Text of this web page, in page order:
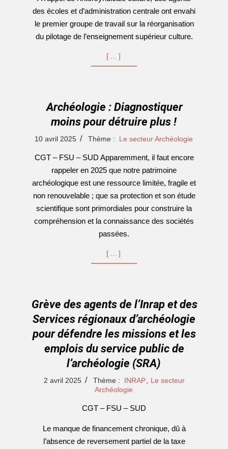
des écoles et d’administration centrale ont envahi
le premier groupe de travail sur la réorganisation
du pilotage de l’enseignement supérieur culture.
[…]
Archéologie : Diagnostiquer
moins pour détruire plus !
2025-
10
10 avril 2025 Thème : Le secteur Archéologie
CGT – FSU – SUD Apparemment, il faut encore
rappeler en 2025 que notre patrimoine
archéologique est une ressource limitée, fragile et
non renouvelable ; que sa protection et son étude
scientifique sont primordiales pour construire la
compréhension et la connaissance des sociétés
passées.
[…]
Grève des agents de l’Inrap et des
Services régionaux d’archéologie
pour défendre les missions et les
emplois du service public de
l’archéologie (SRA)
2025-2 avril 2025 Thème : INRAP
Le secteur
Archéologie
CGT – FSU – SUD
Le manque de financement chronique, dû à
l’absence de reversement partiel de la taxe